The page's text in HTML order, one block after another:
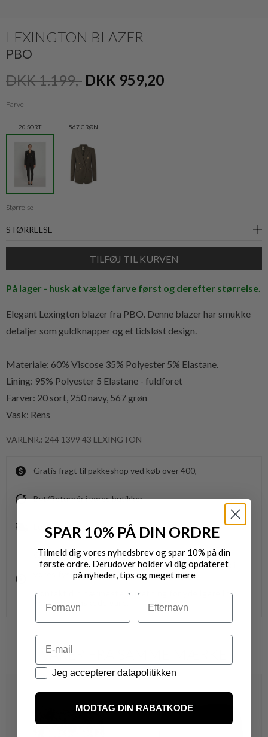
LEXINGTON BLAZER
PBO
DKK 1.199,- DKK 959,20
Farve
20 SORT 567 GRØN
Størrelse
På lager - husk at vælge farve først og derefter størrelse.
Elegant Lexington blazer fra PBO. Denne blazer har smukke
detaljer som guldknapper og et tidsløst design.
Materiale: 60% Viscose 35% Polyester 5% Elastane.
Lining: 95% Polyester 5 Elastane - fuldforet
Farver: 20 sort, 250 navy, 567 grøn
Vask: Rens
VARENR.: 244 1399 43 LEXINGTON
Gratis fragt til pakkeshop ved køb over 400,-
Byt/Returnér i vores butikker
Levering 1-3 dage
OBS.
Ikke alle vores varer på webshoppen, befinder sig i
vores fysiske butikker.
Kontakt din nærmeste forretning for ydeligere info.
vedr. den ønskede vare.
VARER FRA SAMME MÆRKE
SPAR 10% PÅ DIN ORDRE
Tilmeld dig vores nyhedsbrev og spar 10% på din
første ordre. Derudover holder vi dig opdateret
på nyheder, tips og meget mere
Navn Efternavn
Email
Datapolitik
Jeg accepterer datapolitikken
MODTAG DIN RABATKODE